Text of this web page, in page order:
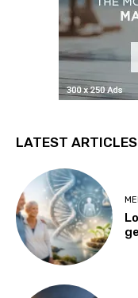
LATEST ARTICLES